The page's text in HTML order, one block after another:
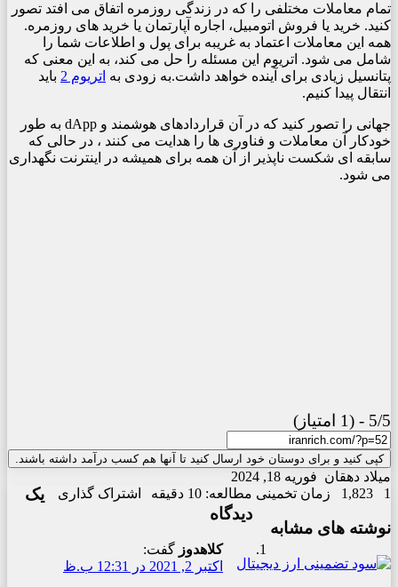
تمام معاملات مختلفی را که در زندگی روزمره اتفاق می افتد تصور
کنید. خرید یا فروش اتومبیل، اجاره آپارتمان یا خرید های روزمره.
همه این معاملات اعتماد به غریبه برای پول و اطلاعات شما را
شامل می شود. اتریوم این مسئله را حل می کند، به این معنی که
پتانسیل زیادی برای آینده خواهد داشت.به زودی به اتریوم 2
باید
انتقال پیدا کنیم.
جهانی را تصور کنید که در آن قراردادهای هوشمند و dApp به طور
خودکار آن معاملات و فناوری ها را هدایت می کنند ، در حالی که
سابقه ای شکست ناپذیر از آن همه برای همیشه در اینترنت نگهداری
می شود.
5/5 - (1 امتیاز)
کپی کنید و برای دوستان خود ارسال کنید تا آنها هم کسب درآمد داشته باشند.
میلاد دهقان فوریه 18, 2024
1
زمان تخمینی مطالعه: 10 دقیقه اشتراک گذاری
بوک
آپ
ایمیل
نوشته های مشابه
یک
دیدگاه
کلاهدوز گفت:
اکتبر 2, 2021 در 12:31 ب.ظ